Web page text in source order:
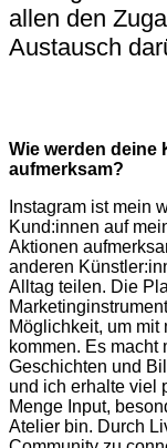
allen den
Austausch
Wie werden deine
aufmerksam?
Instagram ist mein
Kund:innen auf
Aktionen
anderen
Alltag teilen. Die
Möglichkeit, um mit
kommen. Es
Geschichten und
und ich erhalte viel
Menge Input,
Atelier bin. Durch